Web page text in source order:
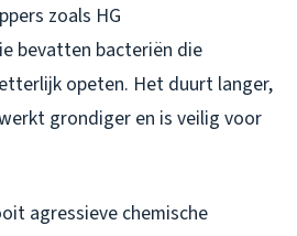
zoals HG
bevatten bacteriën die
opeten. Het duurt langer,
grondiger en is veilig voor
agressieve chemische